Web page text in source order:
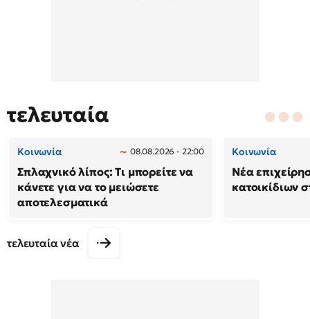
τελευταία
Κοινωνία 08.08.2026 - 22:00
Σπλαχνικό λίπος: Τι μπορείτε να
κάνετε για να το μειώσετε
αποτελεσματικά
Κοινωνία
Νέα
κατοικίδιων
τελευταία νέα